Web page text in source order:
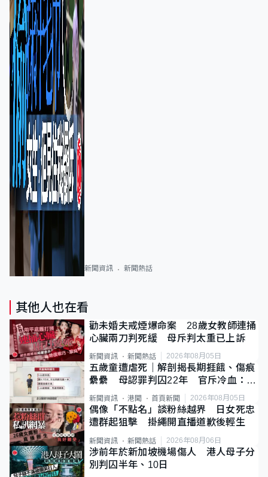
新聞資訊 新聞熱話
其他人也在看
勸未婚夫戒煙爆命案 28歲女教師連捅
心臟兩刀判死緩 母斥判太重已上訴
新聞資訊 新聞熱話 2026年08月05日
五歲童遭虐死｜解剖揭長期捱餓、傷痕
纍纍 母認罪判囚22年 官斥冷血：同
類案最惡劣
新聞資訊 港聞 首頁新聞 2026年08月05日
偶像「不點名」談粉絲越界 日女死忠
遭群起狙擊 掛繩開直播道歉後輕生
新聞資訊 新聞熱話 2026年08月06日
涉前年於新加坡機場傷人 港人母子分
別判囚半年、10日